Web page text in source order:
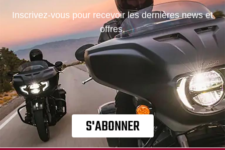
Inscrivez-vous pour recevoir les dernières news et
offres.
S'ABONNER